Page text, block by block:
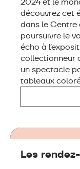
découvrez cet
dans le
poursuivre le
écho à
collectionneur
un spectacle
tableaux
DU 16 AU 28
Les